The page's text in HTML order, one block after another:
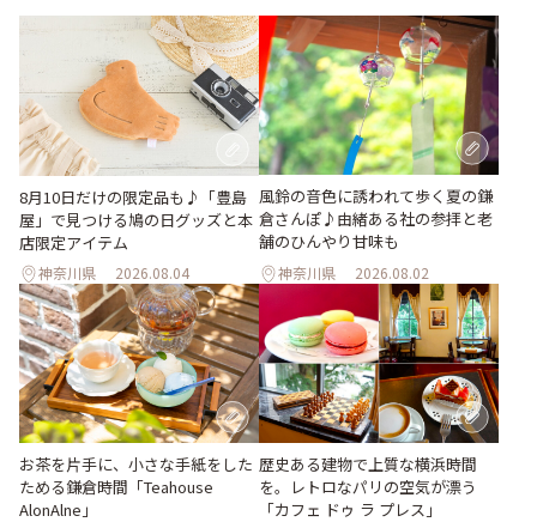
8月10日だけの限定品も♪「豊島
屋」で見つける鳩の日グッズと本
店限定アイテム
神奈川県 2026.08.04
風鈴の音色に誘われて歩く夏の鎌
倉さんぽ♪由緒ある社の参拝と老
舗のひんやり甘味も
神奈川県 2026.08.02
お茶を片手に、小さな手紙をした
ためる鎌倉時間「Teahouse
AlonAlne」
歴史ある建物で上質な横浜時間
を。レトロなパリの空気が漂う
「カフェ ドゥ ラ プレス」